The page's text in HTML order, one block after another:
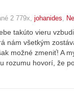
2 779x, johanides,
takúto vieru
nám všetkým
možné zmeniť! A
rozumu hovorí, že